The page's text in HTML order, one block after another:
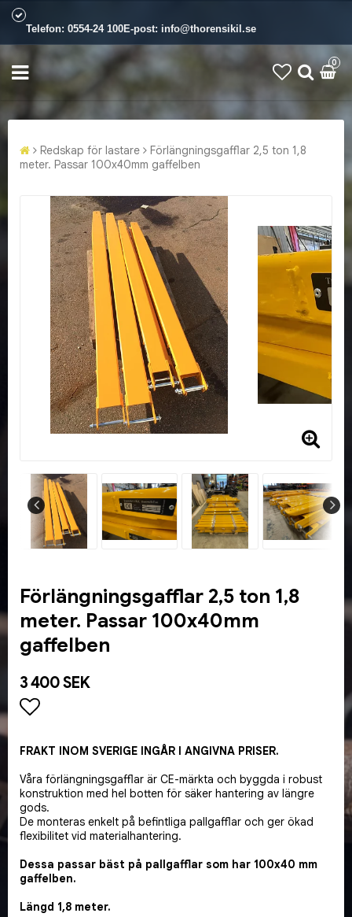
Telefon: 0554-24 100E-post: info@thorensikil.se
0
Redskap för lastare
Förlängningsgafflar 2,5 ton 1,8
meter. Passar 100x40mm gaffelben
Förlängningsgafflar 2,5 ton 1,8
meter. Passar 100x40mm
gaffelben
3 400 SEK
FRAKT INOM SVERIGE INGÅR I ANGIVNA PRISER.
Våra förlängningsgafflar är CE-märkta och byggda i robust
konstruktion med hel botten för säker hantering av längre
gods.
De monteras enkelt på befintliga pallgafflar och ger ökad
flexibilitet vid materialhantering.
Dessa passar bäst på pallgafflar som har 100x40 mm
gaffelben.
Längd 1,8 meter.